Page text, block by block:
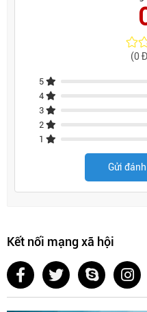
(0
5
4
3
2
1
Gửi
Kết nối mạng xã hội